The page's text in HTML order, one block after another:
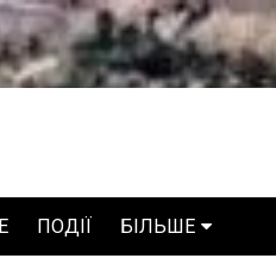
ПОДІЇ БІЛЬШЕ